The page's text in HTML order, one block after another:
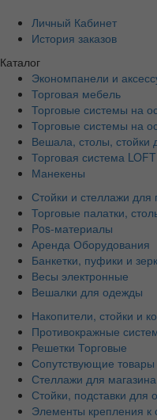
Личный Кабинет
История заказов
Каталог
Экономпанели и
Торговая мебель
Торговые системы на
Торговые системы на
Вешала, столы,
Торговая система
Манекены
Стойки и стеллажи для
Торговые палатки,
Pos-материалы
Аренда Оборудования
Банкетки, пуфики и
Весы электронные
Вешалки для одежды
Накопители, стойки и
Противокражные
Решетки Торговые
Сопутствующие товары
Стеллажи для
Стойки, подставки для
Элементы крепления к